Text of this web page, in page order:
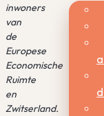
inwoners
van
de
Europese
Economische
Ruimte
en
Zwitserland.